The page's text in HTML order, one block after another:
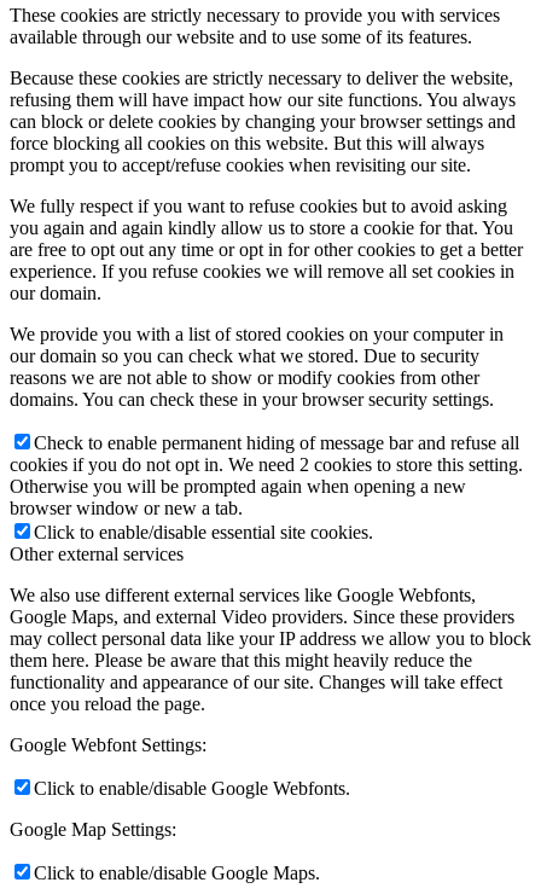
These cookies are strictly necessary to provide you with services
available through our website and to use some of its features.
Because these cookies are strictly necessary to deliver the website,
refusing them will have impact how our site functions. You always
can block or delete cookies by changing your browser settings and
force blocking all cookies on this website. But this will always
prompt you to accept/refuse cookies when revisiting our site.
We fully respect if you want to refuse cookies but to avoid asking
you again and again kindly allow us to store a cookie for that. You
are free to opt out any time or opt in for other cookies to get a better
experience. If you refuse cookies we will remove all set cookies in
our domain.
We provide you with a list of stored cookies on your computer in
our domain so you can check what we stored. Due to security
reasons we are not able to show or modify cookies from other
domains. You can check these in your browser security settings.
Check to enable permanent hiding of message bar and refuse all
cookies if you do not opt in. We need 2 cookies to store this setting.
Otherwise you will be prompted again when opening a new
browser window or new a tab.
Click to enable/disable essential site cookies.
Other external services
We also use different external services like Google Webfonts,
Google Maps, and external Video providers. Since these providers
may collect personal data like your IP address we allow you to block
them here. Please be aware that this might heavily reduce the
functionality and appearance of our site. Changes will take effect
once you reload the page.
Google Webfont Settings:
Click to enable/disable Google Webfonts.
Google Map Settings:
Click to enable/disable Google Maps.